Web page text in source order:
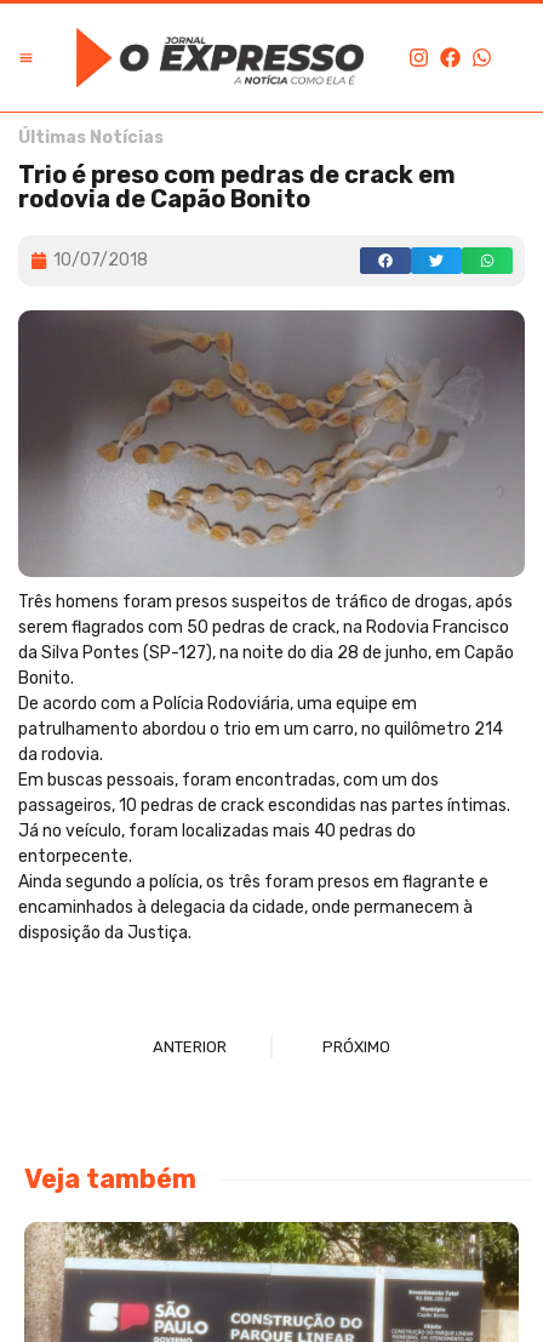
Últimas Notícias
Trio é preso com pedras de crack em
rodovia de Capão Bonito
10/07/2018
Três homens foram presos suspeitos de tráfico de drogas, após
serem flagrados com 50 pedras de crack, na Rodovia Francisco
da Silva Pontes (SP-127), na noite do dia 28 de junho, em Capão
Bonito.
De acordo com a Polícia Rodoviária, uma equipe em
patrulhamento abordou o trio em um carro, no quilômetro 214
da rodovia.
Em buscas pessoais, foram encontradas, com um dos
passageiros, 10 pedras de crack escondidas nas partes íntimas.
Já no veículo, foram localizadas mais 40 pedras do
entorpecente.
Ainda segundo a polícia, os três foram presos em flagrante e
encaminhados à delegacia da cidade, onde permanecem à
disposição da Justiça.
ANTERIOR PRÓXIMO
Veja também